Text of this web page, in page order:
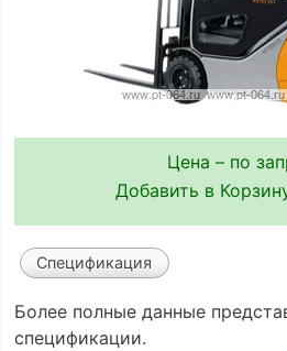
Цена – по
Добавить в
Спецификация
Более полные данные
спецификации.